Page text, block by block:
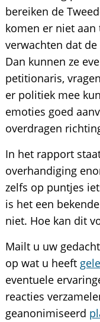
bereiken de
komen er niet
verwachten dat
Dan kunnen ze
petitionaris,
er politiek mee
emoties goed
overdragen
In het rapport
overhandiging
zelfs op puntjes
is het een
niet. Hoe kan dit
Mailt u uw
op wat u heeft
eventuele
reacties
geanonimiseerd